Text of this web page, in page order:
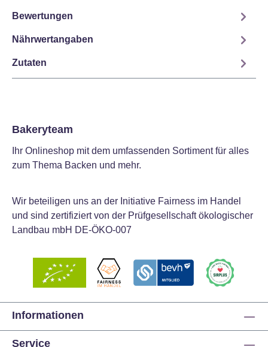
Bewertungen
Nährwertangaben
Zutaten
Bakeryteam
Ihr Onlineshop mit dem umfassenden Sortiment für alles
zum Thema Backen und mehr.
Wir beteiligen uns an der Initiative Fairness im Handel
und sind zertifiziert von der Prüfgesellschaft ökologischer
Landbau mbH DE-ÖKO-007
Informationen
Service